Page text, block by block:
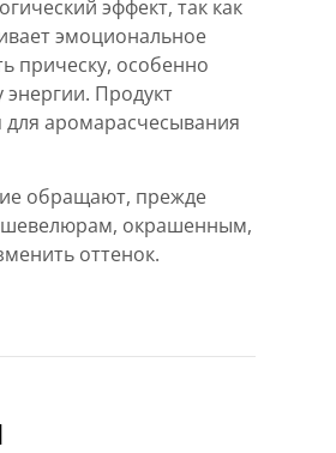
эффект, так как
эмоциональное
прическу, особенно
Продукт
аромарасчесывания
обращают, прежде
шевелюрам, окрашенным,
оттенок.